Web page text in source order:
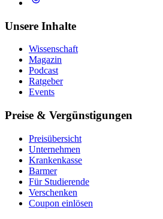
Unsere Inhalte
Wissenschaft
Magazin
Podcast
Ratgeber
Events
Preise & Vergünstigungen
Preisübersicht
Unternehmen
Krankenkasse
Barmer
Für Studierende
Ver­schen­ken
Coupon einlösen